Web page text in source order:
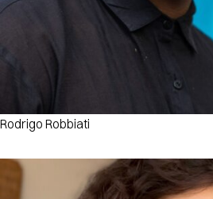
Rodrigo Robbiati